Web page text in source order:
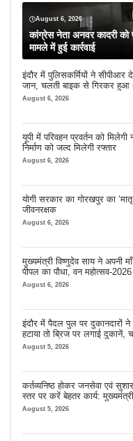
August 6, 2026
कांग्रेस नेता अनवर कादरी को
मामले में हुई कार्रवाई
इंदौर में पुलिसकर्मियों ने सीपीआर
जान, चलती बाइक से गिरकर हुआ
August 6, 2026
यूपी में परिवहन प्रवर्तन को मिलेगी
निर्माण को जल्द मिलेगी रफ्तार
August 6, 2026
योगी सरकार का गोरखपुर का
जीवनरक्षक
August 6, 2026
मुख्यमंत्री विष्णुदेव साय ने अपनी
पीपल का पौधा, वन महोत्सव-
August 6, 2026
इंदौर में पैदल पुल पर दुकानदारों
हटाया तो ब्रिज पर लगाई दुकानें,
मिल रही
August 5, 2026
कर्तव्यनिष्ठ होकर जनसेवा एवं
स्तर पर करें बेहतर कार्य:
August 5, 2026